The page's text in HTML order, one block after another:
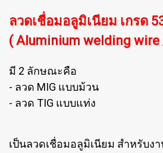
ลวดเชื่อมอลูมิเนียม เกรด
( Aluminium welding wire
มี 2 ลักษณะคือ
- ลวด MIG แบบม้วน
- ลวด TIG แบบแท่ง
เป็นลวดเชื่อมอลูมิเนียม สำหรับง